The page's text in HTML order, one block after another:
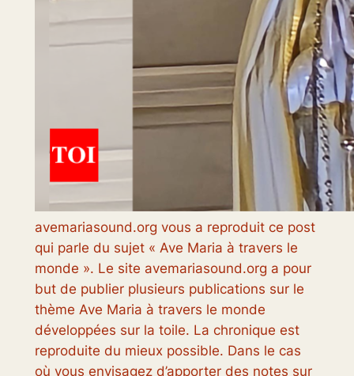
avemariasound.org vous a reproduit ce post
qui parle du sujet « Ave Maria à travers le
monde ». Le site avemariasound.org a pour
but de publier plusieurs publications sur le
thème Ave Maria à travers le monde
développées sur la toile. La chronique est
reproduite du mieux possible. Dans le cas
où vous envisagez d’apporter des notes sur